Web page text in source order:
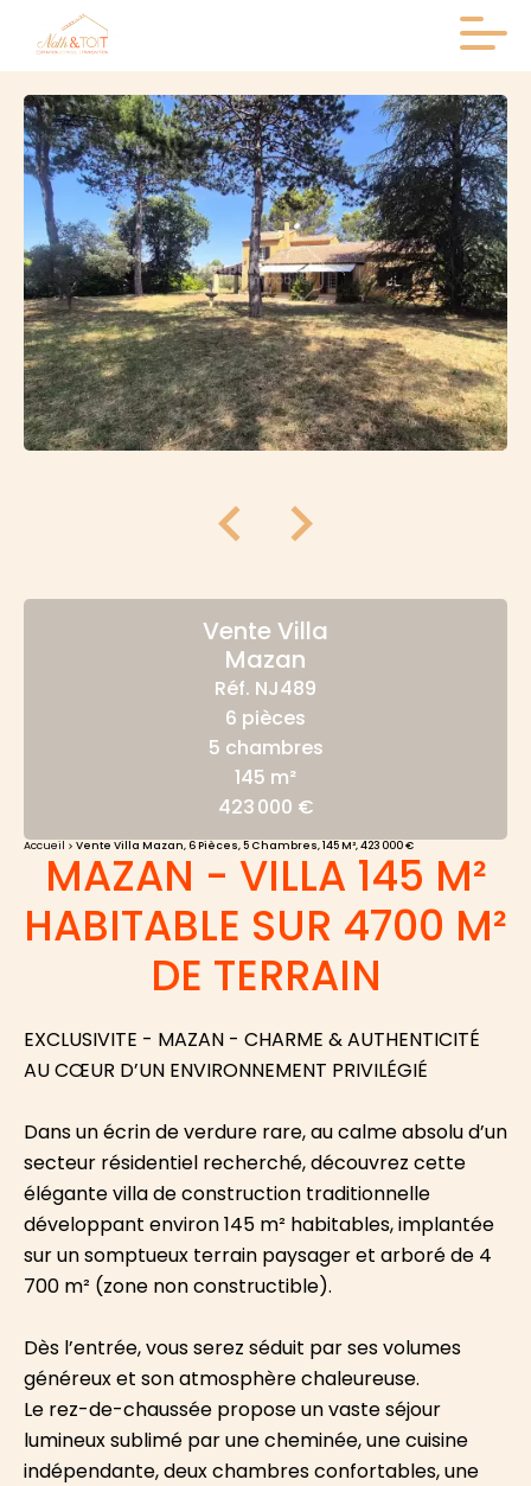
Vente Villa
Mazan
Réf. NJ489
6 pièces
5 chambres
145 m²
423 000 €
Accueil Vente Villa Mazan, 6 Pièces, 5 Chambres, 145 M², 423 000 €
MAZAN - VILLA 145 M²
HABITABLE SUR 4700 M²
DE TERRAIN
EXCLUSIVITE - MAZAN - CHARME & AUTHENTICITÉ
AU CŒUR D’UN ENVIRONNEMENT PRIVILÉGIÉ
Dans un écrin de verdure rare, au calme absolu d’un
secteur résidentiel recherché, découvrez cette
élégante villa de construction traditionnelle
développant environ 145 m² habitables, implantée
sur un somptueux terrain paysager et arboré de 4
700 m² (zone non constructible).
Dès l’entrée, vous serez séduit par ses volumes
généreux et son atmosphère chaleureuse.
Le rez-de-chaussée propose un vaste séjour
lumineux sublimé par une cheminée, une cuisine
indépendante, deux chambres confortables, une